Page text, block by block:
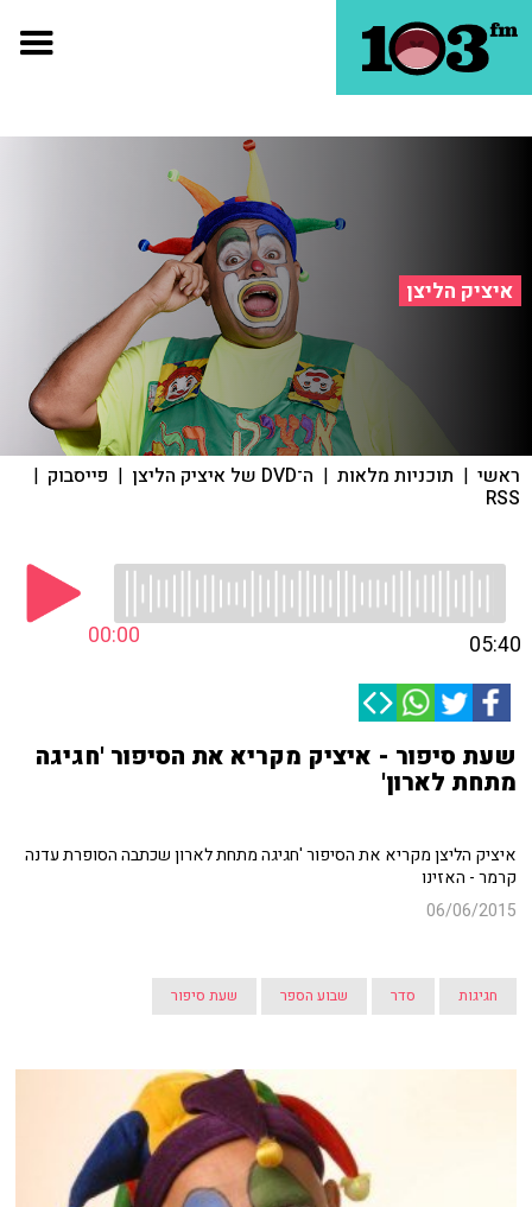
איציק הליצן
ראשי | תוכניות מלאות | ה־DVD של איציק הליצן | פייסבוק |
RSS
00:00 05:40
שעת סיפור - איציק מקריא את הסיפור 'חגיגה
מתחת לארון'
איציק הליצן מקריא את הסיפור 'חגיגה מתחת לארון שכתבה הסופרת עדנה
קרמר - האזינו
06/06/2015
חגיגות סדר שבוע הספר שעת סיפור